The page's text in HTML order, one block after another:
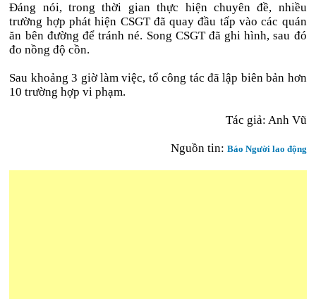
Đáng nói, trong thời gian thực hiện chuyên đề, nhiều
trường hợp phát hiện CSGT đã quay đầu tấp vào các quán
ăn bên đường để tránh né. Song CSGT đã ghi hình, sau đó
đo nồng độ cồn.
Sau khoảng 3 giờ làm việc, tổ công tác đã lập biên bản hơn
10 trường hợp vi phạm.
Tác giả: Anh Vũ
Nguồn tin: Báo Người lao động